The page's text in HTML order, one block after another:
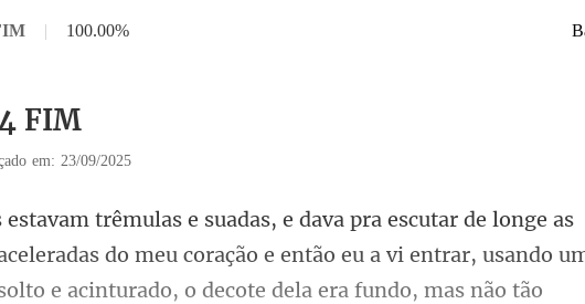
| 100.00%
FIM
em: 23/09/2025
e então eu a vi entrar, usando
e acinturado, o decote dela era fundo, mas não tão